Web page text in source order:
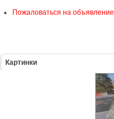
Пожаловаться на объявление
Картинки